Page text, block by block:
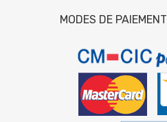
MODES DE PAIEMENT